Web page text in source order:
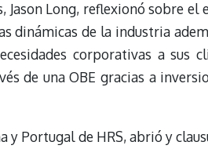
Jason Long, reflexionó sobre
dinámicas de la industria
corporativas a sus
de una OBE gracias a
y Portugal de HRS, abrió y